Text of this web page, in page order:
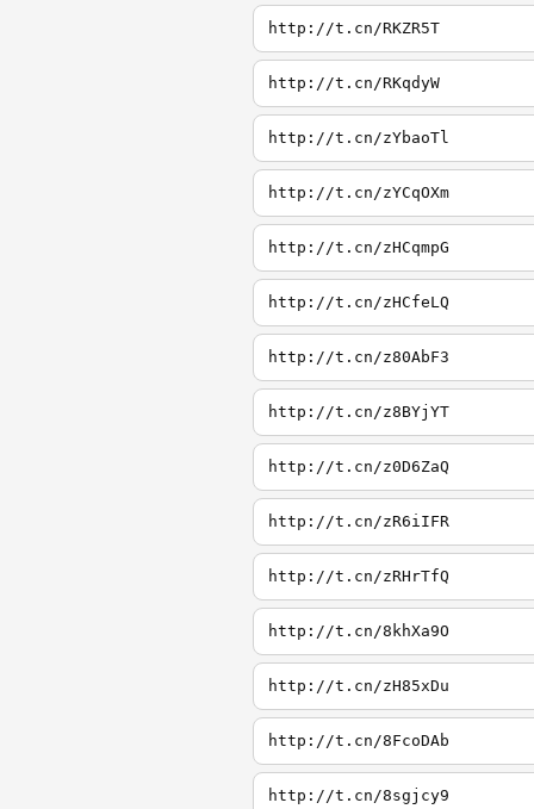
http://t.cn/RKZR5T
http://t.cn/RKqdyW
http://t.cn/zYbaoTl
http://t.cn/zYCqOXm
http://t.cn/zHCqmpG
http://t.cn/zHCfeLQ
http://t.cn/z80AbF3
http://t.cn/z8BYjYT
http://t.cn/z0D6ZaQ
http://t.cn/zR6iIFR
http://t.cn/zRHrTfQ
http://t.cn/8khXa9O
http://t.cn/zH85xDu
http://t.cn/8FcoDAb
http://t.cn/8sgjcy9